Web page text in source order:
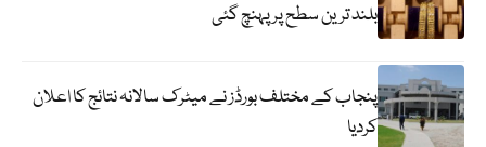
بلند ترین سطح پر پہنچ گئی
پنجاب کے مختلف بورڈز نے میٹرک سالانہ نتائج کا اعلان
کردیا